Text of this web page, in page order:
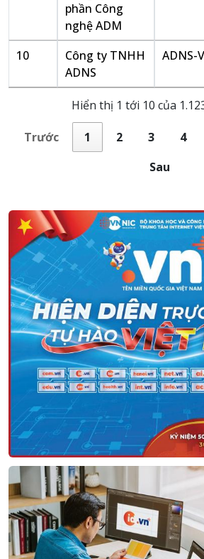
phần Công
nghệ ADM
10
Công ty TNHH
ADNS
ADNS-
Hiển thị 1 tới 10 của
Trước 1 2 3 4
Sau